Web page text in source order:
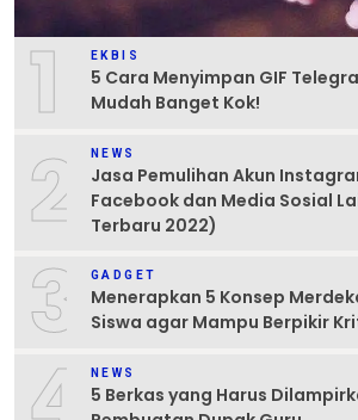
1 EKBIS
5 Cara Menyimpan GIF
Mudah Banget Kok!
2 NEWS
Jasa Pemulihan Akun
Facebook dan Media Sosial
Terbaru 2022)
3 GADGET
Menerapkan 5 Konsep
Siswa agar Mampu Berpikir
NEWS
5 Berkas yang Harus